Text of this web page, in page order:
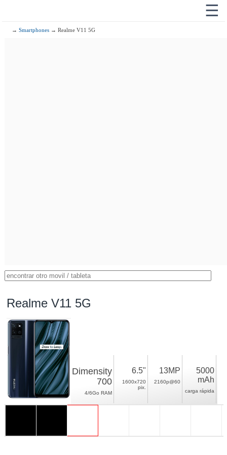
☰
→Smartphones → Realme V11 5G
Realme V11 5G
Dimensity
700
4/6Go RAM
6.5"
1600x720
pix.
13MP
2160p@60
5000
mAh
carga rápida